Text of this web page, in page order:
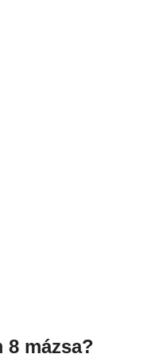
8 mázsa?